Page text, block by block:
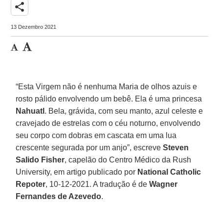
share
13 Dezembro 2021
“Esta Virgem não é nenhuma Maria de olhos azuis e
rosto pálido envolvendo um bebê. Ela é uma princesa
Nahuatl . Bela, grávida, com seu manto, azul celeste e
cravejado de estrelas com o céu noturno, envolvendo
seu corpo com dobras em cascata em uma lua
crescente segurada por um anjo”, escreveSteven
Salido Fisher, capelão do Centro Médico da Rush
University, em artigo publicado por National Catholic
Repoter, 10-12-2021. A tradução é deWagner
Fernandes de Azevedo.